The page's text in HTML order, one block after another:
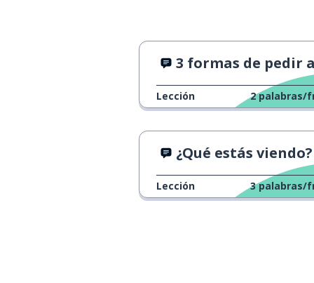
3 formas de pedir
Lección 2 palabras/
¿Qué estás viendo?
Lección 3 palabras/